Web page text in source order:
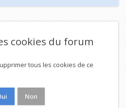
cookies du forum
tous les cookies de ce